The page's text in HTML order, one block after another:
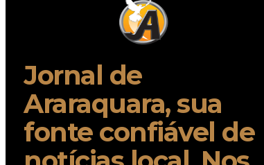
Jornal de
Araraquara, sua
fonte confiável de